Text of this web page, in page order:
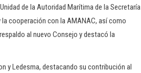
de la Autoridad Marítima de la Secretaría
cooperación con la AMANAC, así como
al nuevo Consejo y destacó la
y Ledesma, destacando su contribución al